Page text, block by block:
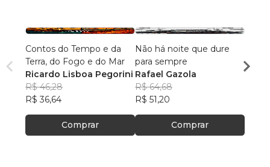
Contos do Tempo e da
Terra, do Fogo e do Mar
Ricardo Lisboa Pegorini
R$ 46,28
R$ 36,64
Comprar
Não há noite que dure
para sempre
Rafael Gazola
R$ 64,68
R$ 51,20
Comprar